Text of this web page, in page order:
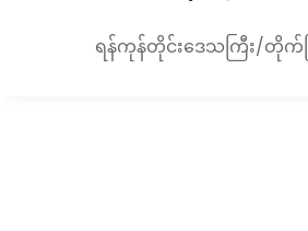
ရန်ကုန်တိုင်းဒေသကြီး/တို